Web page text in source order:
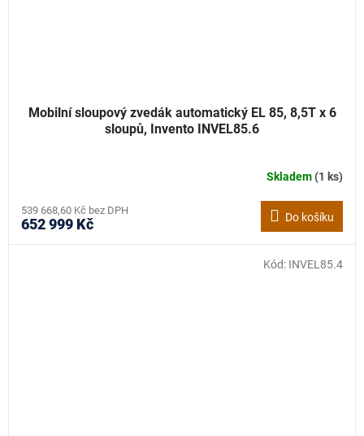
Mobilní sloupový zvedák automatický EL 85, 8,5T x 6
sloupů, Invento INVEL85.6
Skladem(1 ks)
539 668,60 Kč bez DPH
652 999 Kč Do košíku
Kód: INVEL85.4